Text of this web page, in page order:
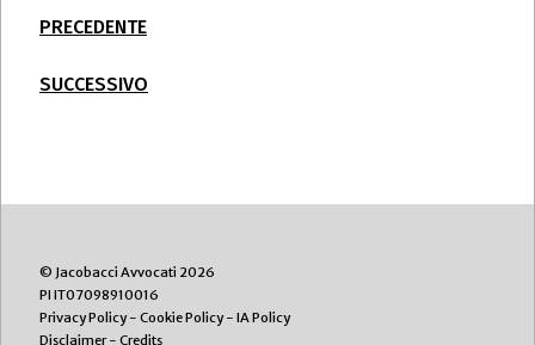
PRECEDENTE
SUCCESSIVO
© Jacobacci Avvocati 2026
PI IT07098910016
Privacy Policy- Cookie Policy- IA Policy
Disclaimer- Credits